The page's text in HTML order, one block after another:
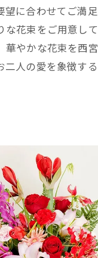
望に合わせてご満
な花束をご用意し
華やかな花束を西
二人の愛を象徴す